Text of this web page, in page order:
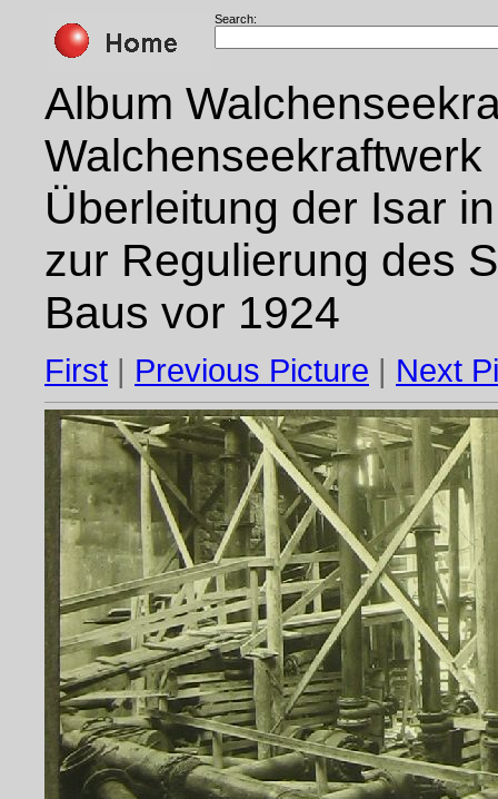
Search:
Album
Überleitung der Isar
zur Regulierung des
Baus vor 1924
First | Previous Picture | Next